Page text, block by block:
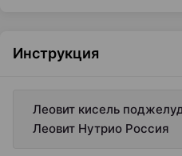
Инструкция
Леовит кисель
Леовит Нутрио Россия